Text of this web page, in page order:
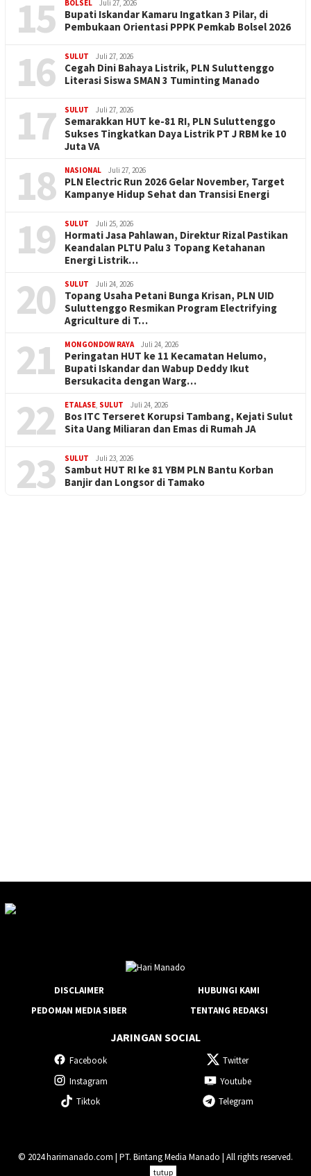
15 BOLSEL Juli 27, 2026
Bupati Iskandar Kamaru Ingatkan 3 Pilar, di
Pembukaan Orientasi PPPK Pemkab Bolsel 2026
16 SULUT Juli 27, 2026
Cegah Dini Bahaya Listrik, PLN Suluttenggo
Literasi Siswa SMAN 3 Tuminting Manado
17 SULUT Juli 27, 2026
Semarakkan HUT ke-81 RI, PLN Suluttenggo
Sukses Tingkatkan Daya Listrik PT J RBM ke 10
Juta VA
18 NASIONAL Juli 27, 2026
PLN Electric Run 2026 Gelar November, Target
Kampanye Hidup Sehat dan Transisi Energi
19 SULUT Juli 25, 2026
Hormati Jasa Pahlawan, Direktur Rizal Pastikan
Keandalan PLTU Palu 3 Topang Ketahanan
Energi Listrik…
20 SULUT Juli 24, 2026
Topang Usaha Petani Bunga Krisan, PLN UID
Suluttenggo Resmikan Program Electrifying
Agriculture di T…
21 MONGONDOW RAYA Juli 24, 2026
Peringatan HUT ke 11 Kecamatan Helumo,
Bupati Iskandar dan Wabup Deddy Ikut
Bersukacita dengan Warg…
22 ETALASE, SULUT Juli 24, 2026
Bos ITC Terseret Korupsi Tambang, Kejati Sulut
Sita Uang Miliaran dan Emas di Rumah JA
23 SULUT Juli 23, 2026
Sambut HUT RI ke 81 YBM PLN Bantu Korban
Banjir dan Longsor di Tamako
DISCLAIMER
HUBUNGI KAMI
PEDOMAN MEDIA SIBER
TENTANG REDAKSI
JARINGAN SOCIAL
Facebook
Twitter
Instagram
Youtube
Tiktok
Telegram
© 2024 harimanado.com | PT. Bintang Media Manado | All rights reserved.
tutup